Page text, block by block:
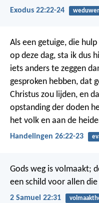
Exodus 22:22-24
Als een getuige, die
op deze dag, sta ik dus
iets anders te zeggen
gesproken hebben, dat
Christus zou lijden, en
opstanding der doden
het volk en aan de
Handelingen 26:22-23
Gods weg is volmaakt;
een schild voor allen die
2 Samuel 22:31